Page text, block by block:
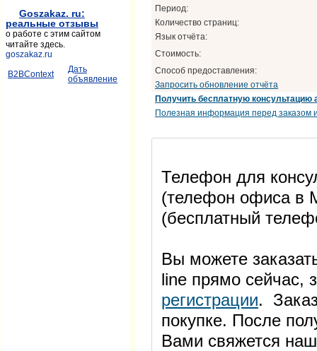
Период:
Количество страниц:
Язык отчёта:
Стоимость:
Способ предоставления:
Запросить обновление отчёта
Получить бесплатную консультацию
Полезная информация перед заказом
Телефон для
(телефон офиса в
(бесплатный
Вы можете
line прямо
регистрации.
покупке. После
Вами свяжется
Goszakaz. ru:
реальные отзывы
о работе с этим сайтом
читайте здесь.
goszakaz.ru
B2BContext
Дать
объявление